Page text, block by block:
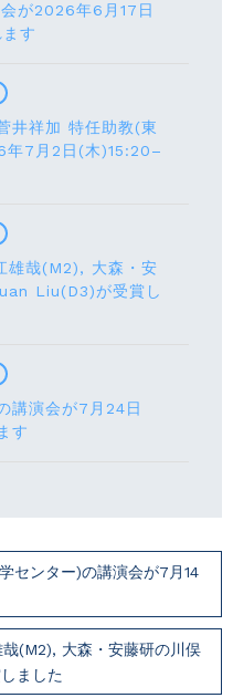
が2026年6月17⽇
す
井祥加 特任助教(東
年7月2日(木)15:20–
雄哉(M2), 大森・安
Liu(D3)が受賞し
講演会が7月24⽇
す
センター)の講演会が7月14
哉(M2), 大森・安藤研の川俣
ました